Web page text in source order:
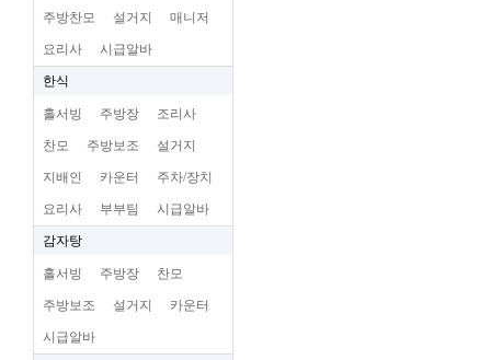
주방찬모 설거지 매니저
요리사 시급알바
한식
홀서빙 주방장 조리사
찬모 주방보조 설거지
지배인 카운터 주차/장치
요리사 부부팀 시급알바
감자탕
홀서빙 주방장 찬모
주방보조 설거지 카운터
시급알바